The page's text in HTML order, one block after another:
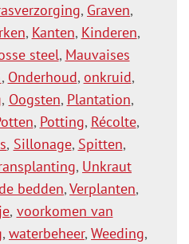
, Graven,
, Kanten, Kinderen,
steel, Mauvaises
, Onderhoud, onkruid,
, Oogsten, Plantation,
, Potting, Récolte,
, Sillonage, Spitten,
, Unkraut
bedden,Verplanten,
, voorkomen van
,waterbeheer,Weeding,